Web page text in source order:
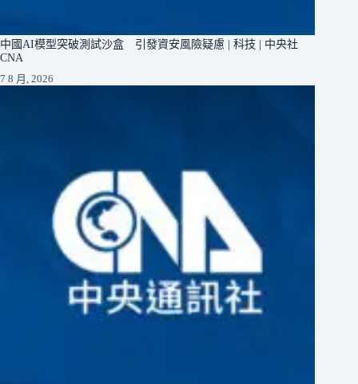
中國AI模型突破測試沙盒 引發資安風險疑慮 | 科技 | 中央社
CNA
7 8 月, 2026